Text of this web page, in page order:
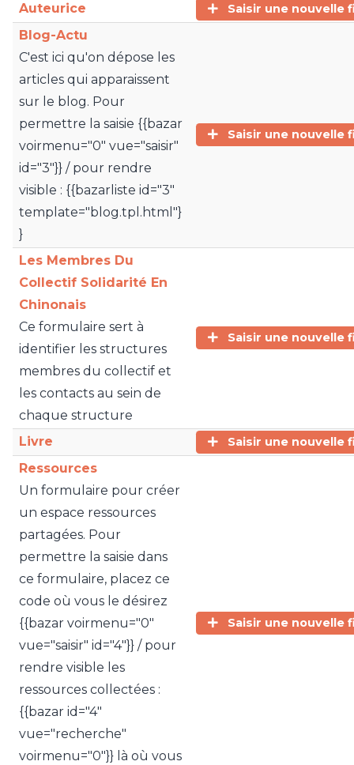
Auteurice Saisir une nouvelle
Blog-Actu
C'est ici qu'on dépose les
articles qui apparaissent
sur le blog. Pour
permettre la saisie {{bazar
voirmenu="0" vue="saisir"
id="3"}} / pour rendre
visible : {{bazarliste id="3"
template="blog.tpl.html"}
}
Saisir une nouvelle
Les Membres Du
Collectif Solidarité En
Chinonais
Ce formulaire sert à
identifier les structures
membres du collectif et
les contacts au sein de
chaque structure
Saisir une nouvelle
Livre Saisir une nouvelle
Ressources
Un formulaire pour créer
un espace ressources
partagées. Pour
permettre la saisie dans
ce formulaire, placez ce
code où vous le désirez
{{bazar voirmenu="0"
vue="saisir" id="4"}} / pour
rendre visible les
ressources collectées :
{{bazar id="4"
vue="recherche"
voirmenu="0"}} là où vous
Saisir une nouvelle